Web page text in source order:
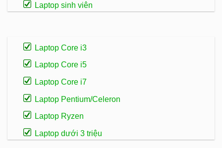
Laptop sinh viên
Laptop Core i3
Laptop Core i5
Laptop Core i7
Laptop Pentium/Celeron
Laptop Ryzen
Laptop dưới 3 triệu